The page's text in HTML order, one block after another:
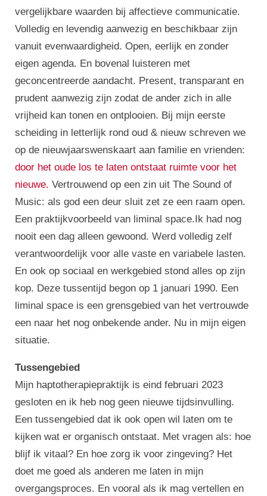
vergelijkbare waarden bij affectieve communicatie.
Volledig en levendig aanwezig en beschikbaar zijn
vanuit evenwaardigheid. Open, eerlijk en zonder
eigen agenda. En bovenal luisteren met
geconcentreerde aandacht. Present, transparant en
prudent aanwezig zijn zodat de ander zich in alle
vrijheid kan tonen en ontplooien. Bij mijn eerste
scheiding in letterlijk rond oud & nieuw schreven we
op de nieuwjaarswenskaart aan familie en vrienden:
door het oude los te laten ontstaat ruimte voor het
nieuwe. Vertrouwend op een zin uit The Sound of
Music: als god een deur sluit zet ze een raam open.
Een praktijkvoorbeeld van liminal space.Ik had nog
nooit een dag alleen gewoond. Werd volledig zelf
verantwoordelijk voor alle vaste en variabele lasten.
En ook op sociaal en werkgebied stond alles op zijn
kop. Deze tussentijd begon op 1 januari 1990. Een
liminal space is een grensgebied van het vertrouwde
een naar het nog onbekende ander. Nu in mijn eigen
situatie.
Tussengebied
Mijn haptotherapiepraktijk is eind februari 2023
gesloten en ik heb nog geen nieuwe tijdsinvulling.
Een tussengebied dat ik ook open wil laten om te
kijken wat er organisch ontstaat. Met vragen als: hoe
blijf ik vitaal? En hoe zorg ik voor zingeving? Het
doet me goed als anderen me laten in mijn
overgangsproces. En vooral als ik mag vertellen en